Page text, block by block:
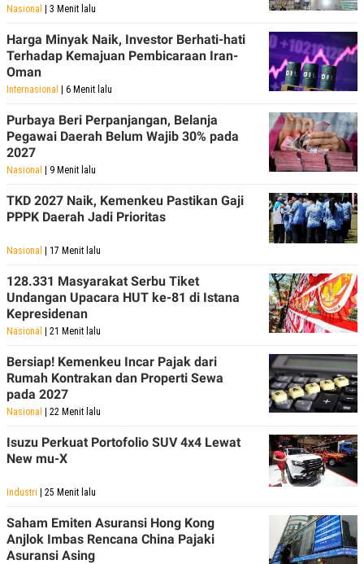
Nasional | 3 Menit lalu
Harga Minyak Naik, Investor Berhati-hati
Terhadap Kemajuan Pembicaraan Iran-
Oman
Internasional | 6 Menit lalu
Purbaya Beri Perpanjangan, Belanja
Pegawai Daerah Belum Wajib 30% pada
2027
Nasional | 9 Menit lalu
TKD 2027 Naik, Kemenkeu Pastikan Gaji
PPPK Daerah Jadi Prioritas
Nasional | 17 Menit lalu
128.331 Masyarakat Serbu Tiket
Undangan Upacara HUT ke-81 di Istana
Kepresidenan
Nasional | 21 Menit lalu
Bersiap! Kemenkeu Incar Pajak dari
Rumah Kontrakan dan Properti Sewa
pada 2027
Nasional | 22 Menit lalu
Isuzu Perkuat Portofolio SUV 4x4 Lewat
New mu-X
Industri | 25 Menit lalu
Saham Emiten Asuransi Hong Kong
Anjlok Imbas Rencana China Pajaki
Asuransi Asing